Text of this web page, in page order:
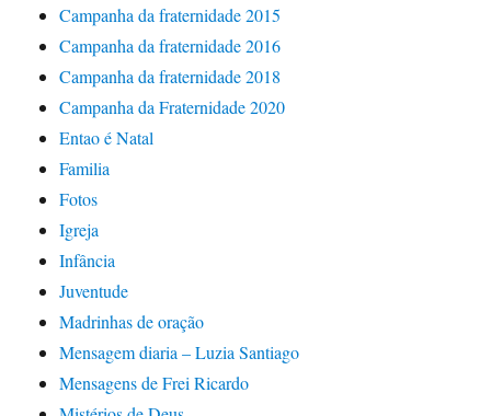
Campanha da fraternidade 2015
Campanha da fraternidade 2016
Campanha da fraternidade 2018
Campanha da Fraternidade 2020
Entao é Natal
Familia
Fotos
Igreja
Infância
Juventude
Madrinhas de oração
Mensagem diaria – Luzia Santiago
Mensagens de Frei Ricardo